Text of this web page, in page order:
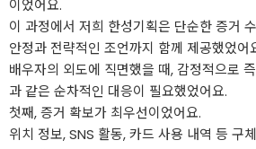
이었어요.
이 과정에서 저희 한성기획은 단순한 증거
안정과 전략적인 조언까지 함께 제공했었어
배우자의 외도에 직면했을 때, 감정적으로
과 같은 순차적인 대응이 필요했었어요.
첫째, 증거 확보가 최우선이었어요.
위치 정보, SNS 활동, 카드 사용 내역 등 구